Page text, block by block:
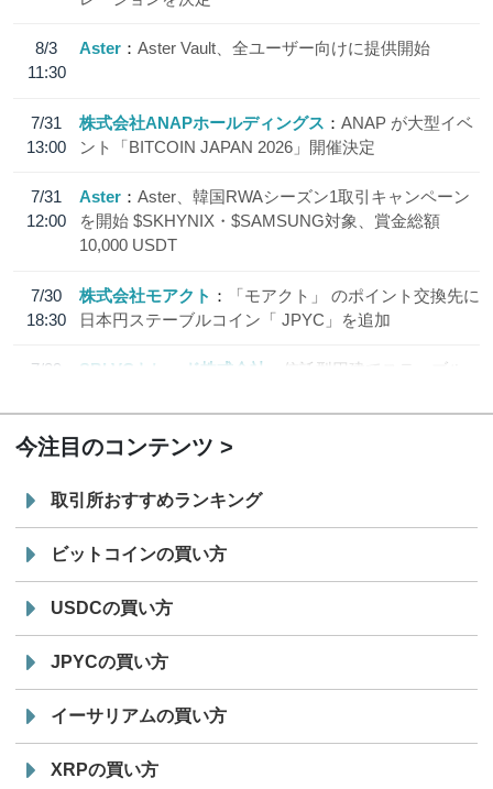
8/3
11:30
Aster Aster Vault、全ユーザー向けに提供開始
7/31
13:00
株式会社ANAPホールディングス
ANAP が大型イベ
ント「BITCOIN JAPAN 2026」開催決定
7/31
12:00
Aster
Aster、韓国RWAシーズン1取引キャンペーン
を開始 $SKHYNIX・$SAMSUNG対象、賞金総額
10,000 USDT
7/30
18:30
株式会社モアクト
「モアクト」 のポイント交換先に
日本円ステーブルコイン「 JPYC」を追加
7/29
SBI VCトレード株式会社
信託型円建てステーブル
今注目のコンテンツ
取引所おすすめランキング
ビットコインの買い方
USDCの買い方
JPYCの買い方
イーサリアムの買い方
XRPの買い方